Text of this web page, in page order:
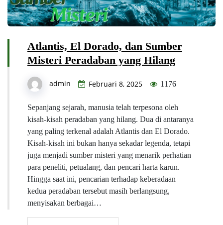
Atlantis, El Dorado, dan Sumber
Misteri Peradaban yang Hilang
admin Februari 8, 2025 1176
Sepanjang sejarah, manusia telah terpesona oleh
kisah-kisah peradaban yang hilang. Dua di antaranya
yang paling terkenal adalah Atlantis dan El Dorado.
Kisah-kisah ini bukan hanya sekadar legenda, tetapi
juga menjadi sumber misteri yang menarik perhatian
para peneliti, petualang, dan pencari harta karun.
Hingga saat ini, pencarian terhadap keberadaan
kedua peradaban tersebut masih berlangsung,
menyisakan berbagai…